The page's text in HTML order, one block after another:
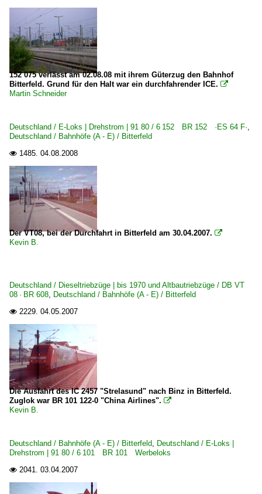
152 075 verlässt am 02.08.08 mit ihrem Güterzug den Bahnhof
Bitterfeld. Grund für den Halt war ein durchfahrender ICE. 
Martin Schneider
Deutschland / E-Loks | Drehstrom | 91 80 / 6 152 BR 152 ·ES 64 F·,
Deutschland / Bahnhöfe (A - E) / Bitterfeld
 1485. 04.08.2008
Der VT08, bei der Durchfahrt in Bitterfeld am 30.04.2007. 
Kevin B.
Deutschland / Dieseltriebzüge | bis 1970 und Altbautriebzüge / DB VT
08 · BR 608, Deutschland / Bahnhöfe (A - E) / Bitterfeld
 2229. 04.05.2007
Die Ausfahrt des IC 2457 "Strelasund" nach Binz in Bitterfeld.
Zuglok war BR 101 122-0 "China Airlines". 
Kevin B.
Deutschland / Bahnhöfe (A - E) / Bitterfeld, Deutschland / E-Loks |
Drehstrom | 91 80 / 6 101 BR 101 Werbeloks
 2041. 03.04.2007